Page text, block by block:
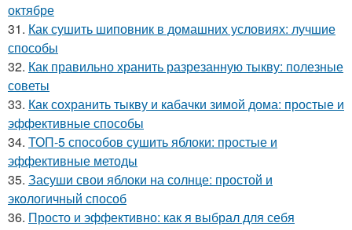
октябре
31. Как сушить шиповник в домашних условиях: лучшие
способы
32. Как правильно хранить разрезанную тыкву: полезные
советы
33. Как сохранить тыкву и кабачки зимой дома: простые и
эффективные способы
34. ТОП-5 способов сушить яблоки: простые и
эффективные методы
35. Засуши свои яблоки на солнце: простой и
экологичный способ
36. Просто и эффективно: как я выбрал для себя